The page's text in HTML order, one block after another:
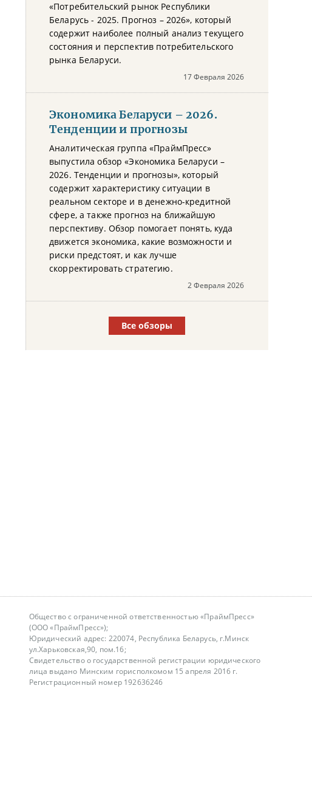
«Потребительский рынок Республики
Беларусь - 2025. Прогноз – 2026», который
содержит наиболее полный анализ текущего
состояния и перспектив потребительского
рынка Беларуси.
17 Февраля 2026
Экономика Беларуси – 2026.
Тенденции и прогнозы
Аналитическая группа «ПраймПресс»
выпустила обзор «Экономика Беларуси –
2026. Тенденции и прогнозы», который
содержит характеристику ситуации в
реальном секторе и в денежно-кредитной
сфере, а также прогноз на ближайшую
перспективу. Обзор помогает понять, куда
движется экономика, какие возможности и
риски предстоят, и как лучше
скорректировать стратегию.
2 Февраля 2026
Все обзоры
Общество с ограниченной ответственностью «ПраймПресс»
(ООО «ПраймПресс»);
Юридический адрес: 220074, Республика Беларусь, г.Минск
ул.Харьковская,90, пом.16;
Свидетельство о государственной регистрации юридического
лица выдано Минским горисполкомом 15 апреля 2016 г.
Регистрационный номер 192636246